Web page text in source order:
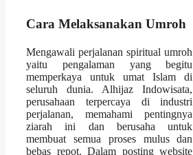
Cara Melaksanakan Umroh
Mengawali perjalanan spiritual umroh
yaitu pengalaman yang begitu
memperkaya untuk umat Islam di
seluruh dunia. Alhijaz Indowisata,
perusahaan terpercaya di industri
perjalanan, memahami pentingnya
ziarah ini dan berusaha untuk
membuat semua proses mulus dan
bebas repot. Dalam posting website